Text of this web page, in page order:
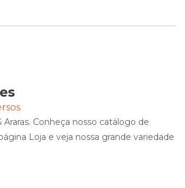
Conheça nosso catálogo de
Loja e veja nossa grande variedade